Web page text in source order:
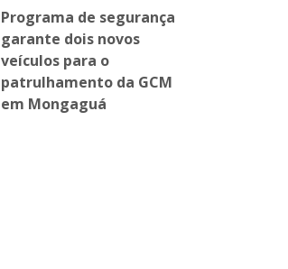
Programa de segurança
garante dois novos
veículos para o
patrulhamento da GCM
em Mongaguá